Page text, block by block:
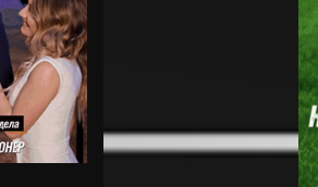
учи од
со